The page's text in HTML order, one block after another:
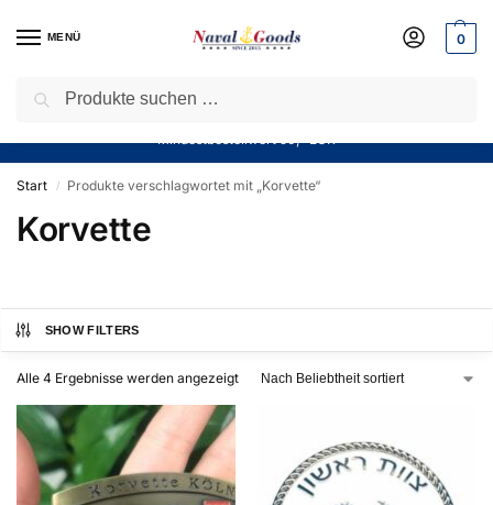
MENÜ 0
Sparen Sie jetzt bares Geld! — Mit unserem Gutschein
Mindestbestellwert 50,- EUR
Start / Produkte verschlagwortet mit „Korvette“
Korvette
SHOW FILTERS
Alle 4 Ergebnisse werden angezeigt